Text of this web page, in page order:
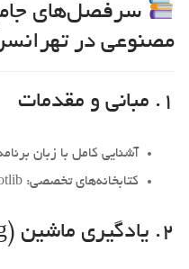
سرفصل‌های
مصنوعی در
۱. مبانی و مقدمات
آشنایی کامل با زبان
کتابخانه‌های تخصصی: NumPy، Pandas، Matplotlib
۲. یادگیری ماشین (Machine Learning)